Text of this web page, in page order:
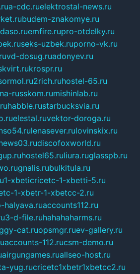
a-cdc.ruelektrostal-news.ru
budem-znakomye.ru
emfire.rupro-otdelky.ru
seks-uzbek.ruporno-vk.ru
vd-dosug.ruadonyev.ru
krospr.ru
2rich.ruhostel-65.ru
russkom.rumishinlab.ru
habble.rustarbucksvia.ru
elestal.ruvektor-doroga.ru
lenasever.rulovinskix.ru
discofoxworld.ru
hostel65.ruliura.ruglasspb.ru
gnalis.rubulkitula.ru
1-xbeticricetc-1-xbetti-5.ru
1-xbetr-1-xbetcc-2.ru
halyava.ruaccounts112.ru
3-d-file.ruhahahaharms.ru
cat.ruopsmgr.ruev-gallery.ru
accounts-112.rucsm-demo.ru
airgungames.ruallseo-host.ru
yug.rucricetc1xbetr1xbetcc2.ru